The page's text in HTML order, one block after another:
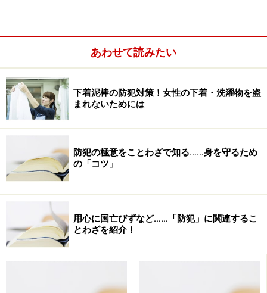
第1の力「情報力」
自分に関する情報は、たとえば「体型」「メイク」「髪
の色」「服装」など、普段から気にしている自分自身の
愛などに関することは若い女性の一番の関心事でしょう
あわせて読みたい
下着泥棒の防犯対策！女性の下着・洗濯物を盗
まれないためには
防犯の極意をことわざで知る……身を守るため
の「コツ」
用心に国亡びずなど……「防犯」に関連するこ
とわざを紹介！